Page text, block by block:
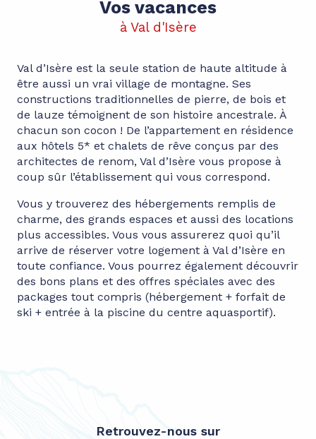
Vos vacances
à Val d'Isère
Val d’Isère est la seule station de haute altitude à
être aussi un vrai village de montagne. Ses
constructions traditionnelles de pierre, de bois et
de lauze témoignent de son histoire ancestrale. À
chacun son cocon ! De l’appartement en résidence
aux hôtels 5* et chalets de rêve conçus par des
architectes de renom, Val d’Isère vous propose à
coup sûr l’établissement qui vous correspond.
Vous y trouverez des hébergements remplis de
charme, des grands espaces et aussi des locations
plus accessibles. Vous vous assurerez quoi qu’il
arrive de réserver votre logement à Val d’Isère en
toute confiance. Vous pourrez également découvrir
des bons plans et des offres spéciales avec des
packages tout compris (hébergement + forfait de
ski + entrée à la piscine du centre aquasportif).
Retrouvez-nous sur